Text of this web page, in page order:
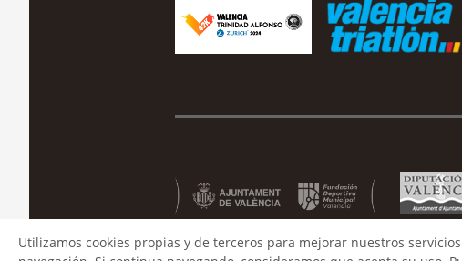
Utilizamos cookies propias y de terceros para mejorar nuestros